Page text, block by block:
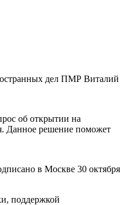
дел ПМР Виталий
об открытии на
Данное решение поможет
в Москве 30 октября
поддержкой